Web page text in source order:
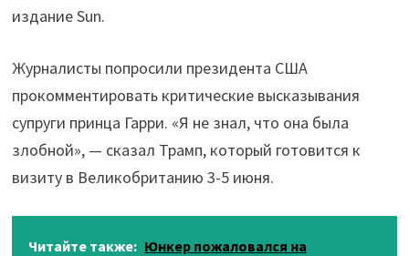
издание Sun.
Журналисты попросили президента США
прокомментировать критические высказывания
супруги принца Гарри. «Я не знал, что она была
злобной», — сказал Трамп, который готовится к
визиту в Великобританию 3-5 июня.
Читайте также: Юнкер пожаловался на